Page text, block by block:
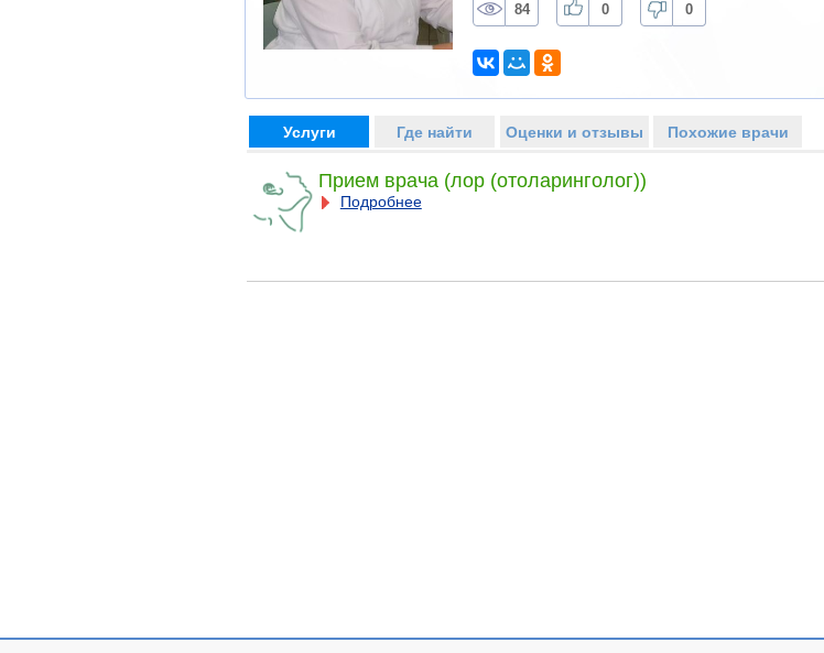
84 0 0
Услуги Где найти Оценки и отзывы Похожие врачи
Прием врача (лор (отоларинголог))
Подробнее